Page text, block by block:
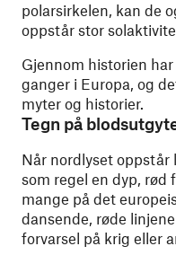
polarsirkelen, kan de
oppstår stor
Gjennom historien
ganger i Europa, og
myter og historier.
Tegn på
Når nordlyset oppstår
som regel en dyp, rød
mange på det
dansende, røde
forvarsel på krig eller